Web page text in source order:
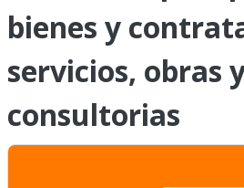
bienes y
servicios, obras
consultorias